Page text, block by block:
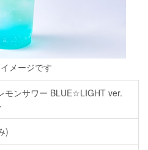
メージです
モンサワー BLUE☆LIGHT ver.
)